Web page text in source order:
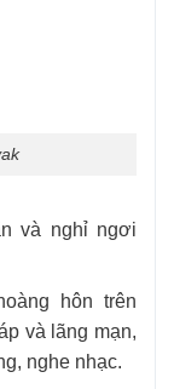
và nghỉ ngơi
hôn trên
và lãng mạn,
nghe nhạc.